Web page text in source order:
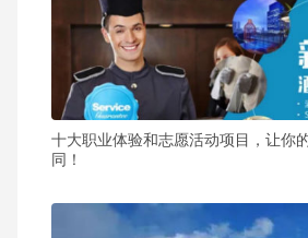
十大职业体验和志愿活动项目，让你
同！